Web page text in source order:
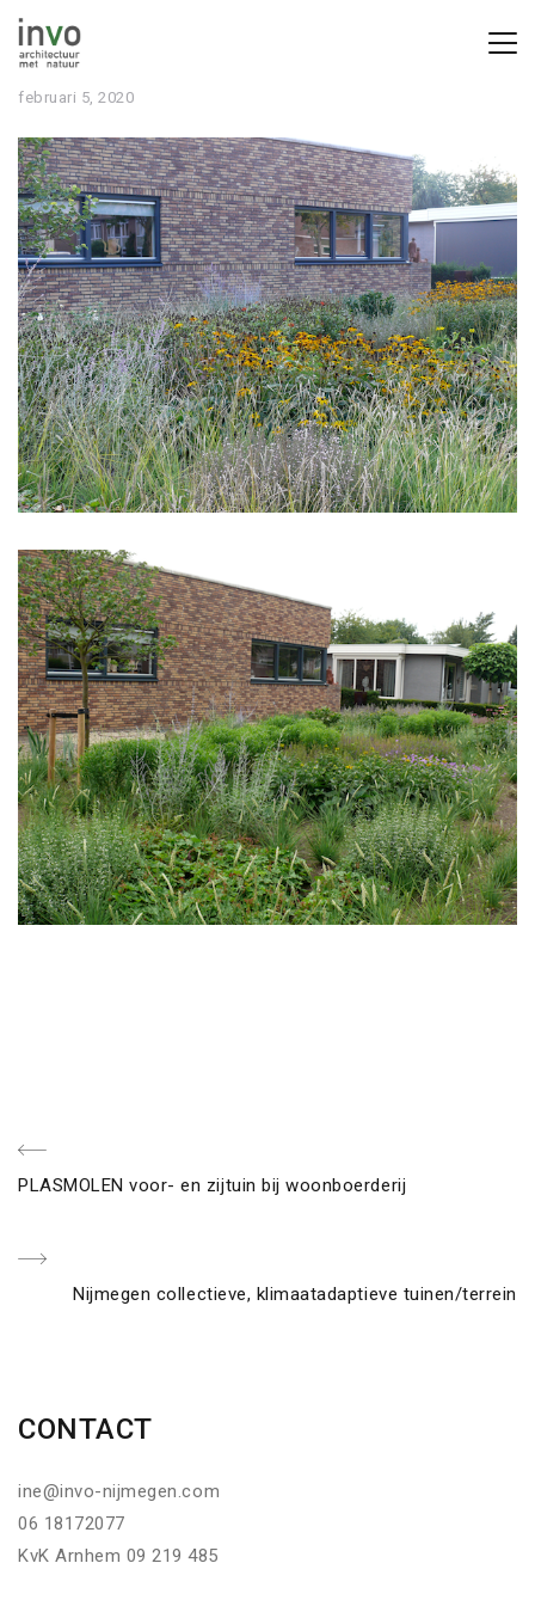
februari 5, 2020
Berichtnavigatie
Previous
PLASMOLEN voor- en zijtuin bij woonboerderij
Next
Nijmegen collectieve, klimaatadaptieve tuinen/terrein
CONTACT
ine@invo-nijmegen.com
06 18172077
KvK Arnhem 09 219 485